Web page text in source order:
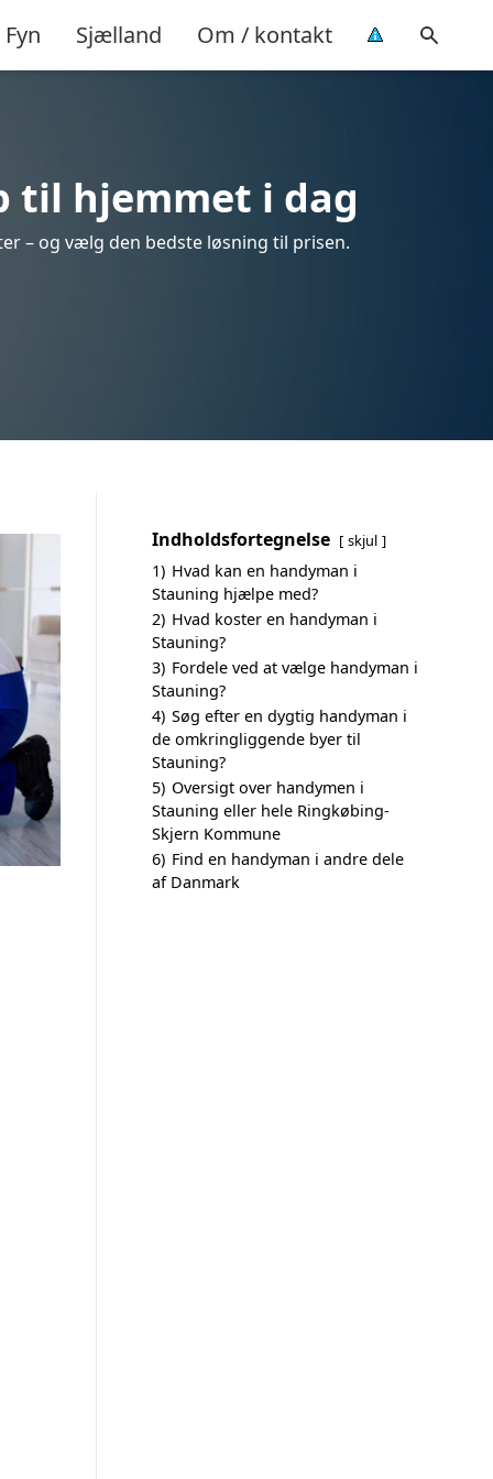
Fyn Sjælland Om / kontakt
til hjemmet i dag
– og vælg den bedste løsning til prisen.
Indholdsfortegnelse skjul
1) Hvad kan en handyman i
Stauning hjælpe med?
2) Hvad koster en handyman i
Stauning?
3) Fordele ved at vælge handyman i
Stauning?
4) Søg efter en dygtig handyman i
de omkringliggende byer til
Stauning?
5) Oversigt over handymen i
Stauning eller hele Ringkøbing-
Skjern Kommune
6) Find en handyman i andre dele
af Danmark